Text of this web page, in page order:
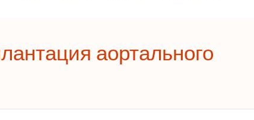
аортального